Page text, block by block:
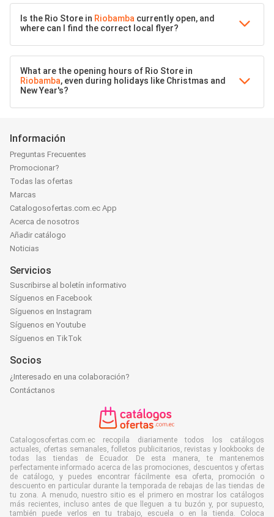
Is the Rio Store in Riobamba currently open, and
where can I find the correct local flyer?
What are the opening hours of Rio Store in
Riobamba, even during holidays like Christmas and
New Year's?
Información
Preguntas Frecuentes
Promocionar?
Todas las ofertas
Marcas
Catalogosofertas.com.ec App
Acerca de nosotros
Añadir catálogo
Noticias
Servicios
Suscribirse al boletín informativo
Síguenos en Facebook
Síguenos en Instagram
Síguenos en Youtube
Síguenos en TikTok
Socios
¿Interesado en una colaboración?
Contáctanos
Catalogosofertas.com.ec recopila diariamente todos los catálogos
actuales, ofertas semanales, folletos publicitarios, revistas y lookbooks de
todas las tiendas de Ecuador. De esta manera, te mantenemos
perfectamente informado acerca de las promociones, descuentos y ofertas
de catálogo, y puedes encontrar fácilmente esa oferta, promoción o
descuento en particular durante la temporada de rebajas de las tiendas de
tu zona. A menudo, nuestro sitio es el primero en mostrar los catálogos
más recientes, incluso antes de que lleguen a tu buzón y, por supuesto,
también puede verlos en tu trabajo, escuela o en la tienda. Coloca